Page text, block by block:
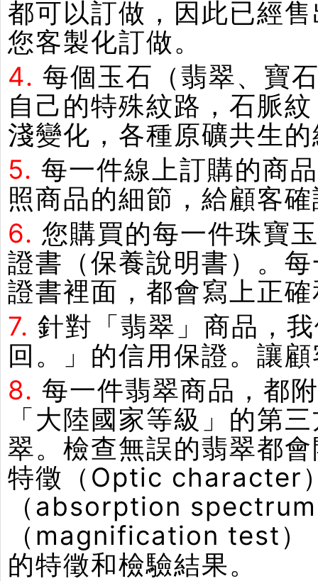
都可以訂做，因此已經
您客製化訂做。
4. 每個玉石（翡翠、寶
自己的特殊紋路，石脈
淺變化，各種原礦共生
5. 每一件線上訂購的商
照商品的細節，給顧客
6. 您購買的每一件珠寶
證書（保養說明書）。
證書裡面，都會寫上正
7. 針對「翡翠」商品，
回。」的信用保證。讓
8. 每一件翡翠商品，都
「大陸國家等級」的第
翠。檢查無誤的翡翠都
特徵（Optic character
（absorption
（magnification test）
的特徵和檢驗結果。